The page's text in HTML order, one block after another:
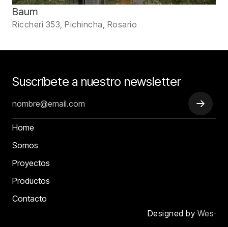
Baum
Riccheri 353, Pichincha, Rosario
Suscríbete a nuestro newsletter
Home
Somos
Proyectos
Productos
Contacto
Designed by Wes